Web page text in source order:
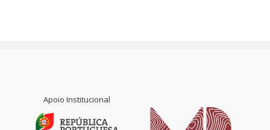
Apoio Institucional